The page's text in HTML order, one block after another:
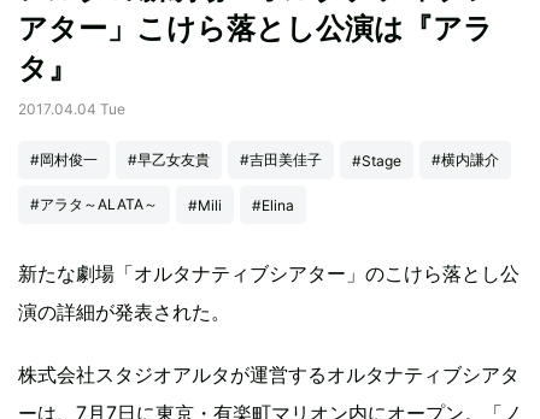
アター」こけら落とし公演は『アラ
タ』
2017.04.04 Tue
#岡村俊一 #早乙女友貴 #吉田美佳子 #Stage #横内謙介
#アラタ～ALATA～ #Mili #Elina
新たな劇場「オルタナティブシアター」のこけら落とし公
演の詳細が発表された。
株式会社スタジオアルタが運営するオルタナティブシアタ
ーは、7月7日に東京・有楽町マリオン内にオープン。「ノ